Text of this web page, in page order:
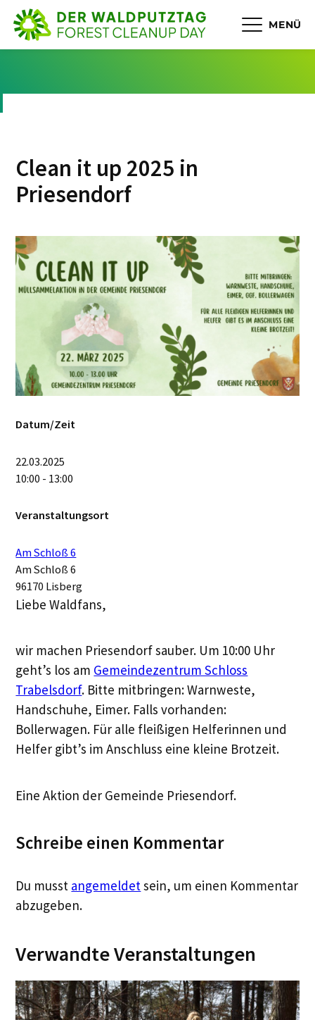
MENÜ
Clean it up 2025 in
Priesendorf
Datum/Zeit
22.03.2025
10:00 - 13:00
Veranstaltungsort
Am Schloß 6
Am Schloß 6
96170 Lisberg
Liebe Waldfans,
wir machen Priesendorf sauber. Um 10:00 Uhr
geht’s los am Gemeindezentrum Schloss
Trabelsdorf. Bitte mitbringen: Warnweste,
Handschuhe, Eimer. Falls vorhanden:
Bollerwagen. Für alle fleißigen Helferinnen und
Helfer gibt’s im Anschluss eine kleine Brotzeit.
Eine Aktion der Gemeinde Priesendorf.
Schreibe einen Kommentar
Du musst angemeldet sein, um einen Kommentar
abzugeben.
Verwandte Veranstaltungen